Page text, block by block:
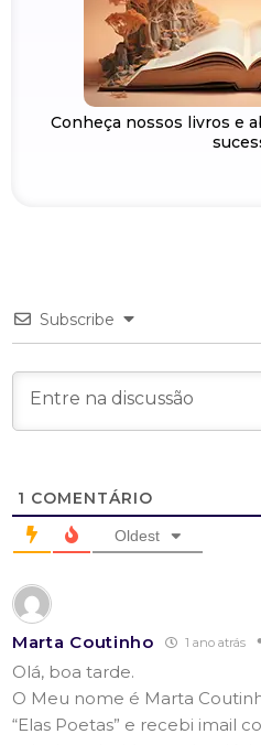
Conheça nossos livros e
Subscribe
1 COMENTÁRIO
Oldest
Marta Coutinho 1 ano atrás
Olá, boa tarde.
O Meu nome é Marta
“Elas Poetas” e recebi imail